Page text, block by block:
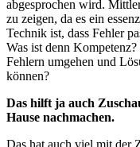
abgesprochen wird.
zu zeigen, da es ein
Technik ist, dass Fehler
Was ist denn
Fehlern umgehen und
können?
Das hilft ja auch
Hause nachmachen.
Das hat auch viel mit der